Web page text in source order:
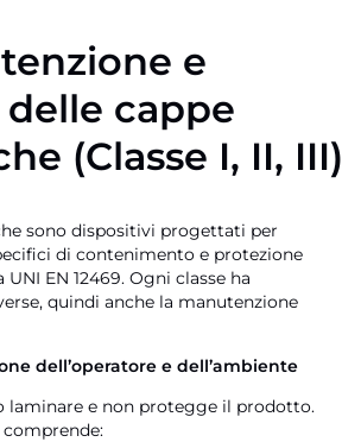
e
cappe
(Classe I, II, III)
sono dispositivi progettati per
di contenimento e protezione
EN 12469. Ogni classe ha
quindi anche la manutenzione
dell’operatore e dell’ambiente
laminare e non protegge il prodotto.